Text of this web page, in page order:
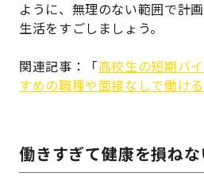
ように、無理のない範囲で計
生活をすごしましょう。
関連記事：「高校生の短期バ
すめの職種や面接なしで働け
働きすぎて健康を損ね